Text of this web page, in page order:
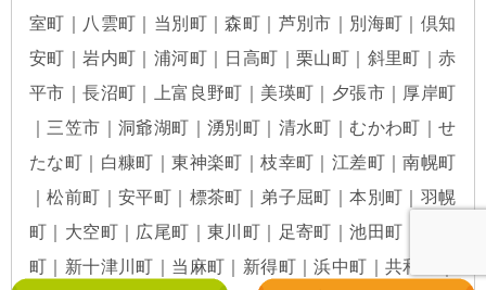
室町｜八雲町｜当別町｜森町｜芦別市｜別海町｜倶知
安町｜岩内町｜浦河町｜日高町｜栗山町｜斜里町｜赤
平市｜長沼町｜上富良野町｜美瑛町｜夕張市｜厚岸町
｜三笠市｜洞爺湖町｜湧別町｜清水町｜むかわ町｜せ
たな町｜白糠町｜東神楽町｜枝幸町｜江差町｜南幌町
｜松前町｜安平町｜標茶町｜弟子屈町｜本別町｜羽幌
町｜大空町｜広尾町｜東川町｜足寄町｜池田町｜鷹栖
町｜新十津川町｜当麻町｜新得町｜浜中町｜共和町｜